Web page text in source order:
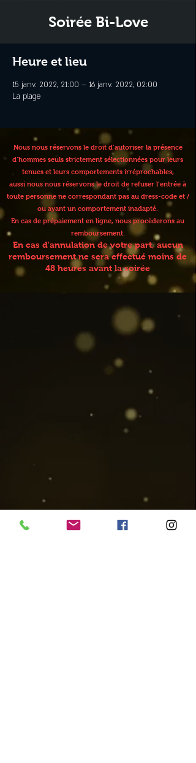
Soirée Bi-Love
Heure et lieu
15 janv. 2022, 21:00 – 16 janv. 2022, 02:00
La plage
Nous nous réservons le droit d’autoriser la présence
d’hommes seuls strictement sélectionnées pour leurs
tenues et leurs comportements irréprochables,
aussi nous nous réservons le droit de refuser l’entrée à
toute personne ne correspondant pas au dress-code et /
ou ayant un comportement inadapté.
En cas de prépaiement en ligne, nous procèderons au
remboursement.
En cas d'annulation de votre part, aucun
remboursement ne sera effectué moins de
48 heures avant la soirée